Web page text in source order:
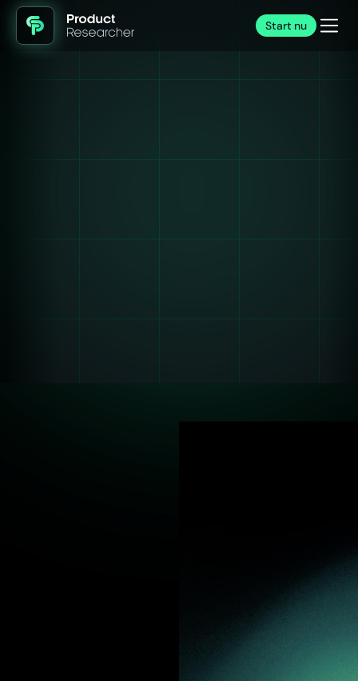
Start nu